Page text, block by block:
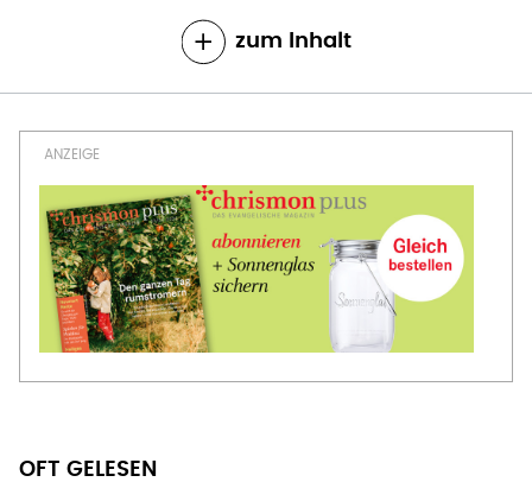
zum Inhalt
OFT GELESEN